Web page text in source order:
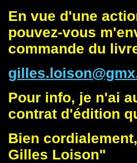
En vue d'une
pouvez-vous
commande du
Pour info, je n'ai
contrat d'édition
Bien cordialement,
Gilles Loison"